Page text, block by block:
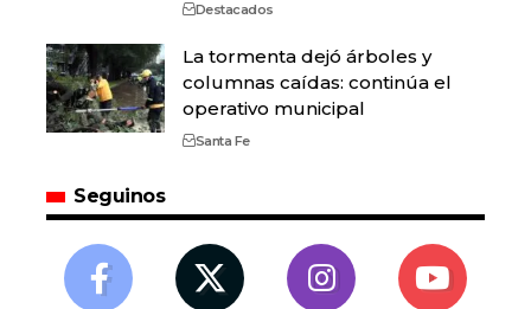
Destacados
La tormenta dejó árboles y
columnas caídas: continúa el
operativo municipal
Santa Fe
Seguinos